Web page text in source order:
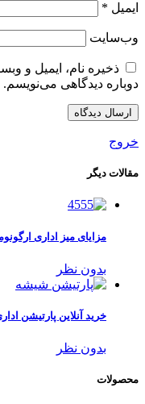
ایمیل *
وب‌سایت
ذخیره نام، ایمیل و
دوباره دیدگاهی می‌نویسم.
خروج
مقالات دیگر
مزایای میز اداری
بدون نظر
خرید آنلاین پارتیشن
بدون نظر
محصولات